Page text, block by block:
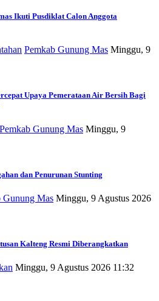
Ikuti Pusdiklat Calon Anggota
Pemkab Gunung Mas Minggu, 9
Upaya Pemerataan Air Bersih Bagi
Pemkab Gunung Mas Minggu, 9
dan Penurunan Stunting
Gunung Mas Minggu, 9 Agustus 2026
Kalteng Resmi Diberangkatkan
Minggu, 9 Agustus 2026 11:32